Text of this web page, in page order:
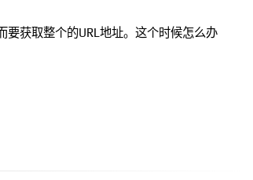
获取整个的URL地址。这个时候怎么办